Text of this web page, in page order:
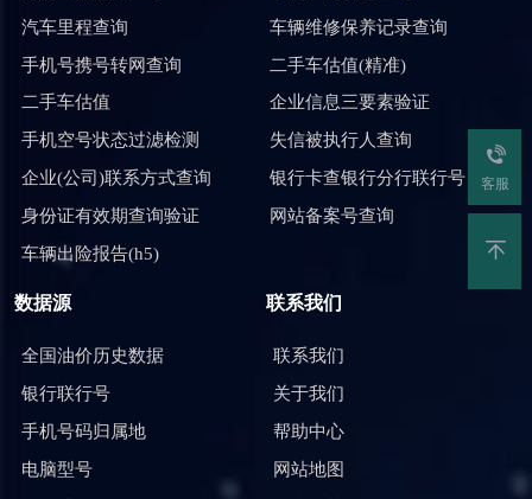
汽车里程查询
车辆维修保养记录查询
手机号携号转网查询
二手车估值(精准)
二手车估值
企业信息三要素验证
手机空号状态过滤检测
失信被执行人查询
企业(公司)联系方式查询
银行卡查银行分行联行号
身份证有效期查询验证
网站备案号查询
车辆出险报告(h5)
数据源
全国油价历史数据
银行联行号
手机号码归属地
电脑型号
联系我们
联系我们
关于我们
帮助中心
网站地图
客服